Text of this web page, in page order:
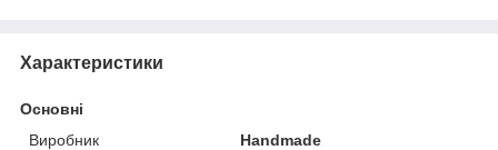
Характеристики
Основні
Виробник
Handmade